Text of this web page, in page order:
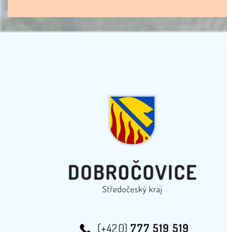
(+420) 777 519 519